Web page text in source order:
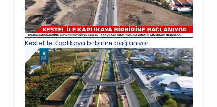
Kestel ile Kaplıkaya birbirine bağlanıyor